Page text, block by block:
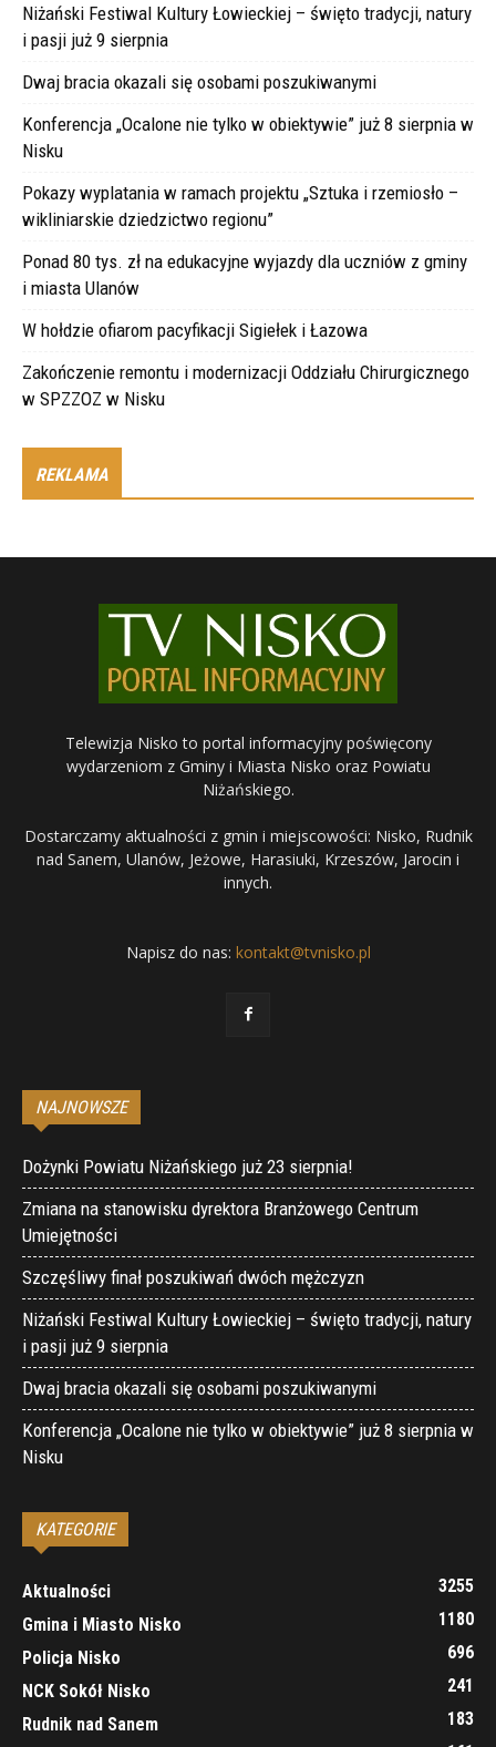
Niżański Festiwal Kultury Łowieckiej – święto tradycji, natury
i pasji już 9 sierpnia
Dwaj bracia okazali się osobami poszukiwanymi
Konferencja „Ocalone nie tylko w obiektywie” już 8 sierpnia w
Nisku
Pokazy wyplatania w ramach projektu „Sztuka i rzemiosło –
wikliniarskie dziedzictwo regionu”
Ponad 80 tys. zł na edukacyjne wyjazdy dla uczniów z gminy
i miasta Ulanów
W hołdzie ofiarom pacyfikacji Sigiełek i Łazowa
Zakończenie remontu i modernizacji Oddziału Chirurgicznego
w SPZZOZ w Nisku
REKLAMA
Telewizja Nisko to portal informacyjny poświęcony
wydarzeniom z Gminy i Miasta Nisko oraz Powiatu
Niżańskiego.
Dostarczamy aktualności z gmin i miejscowości: Nisko, Rudnik
nad Sanem, Ulanów, Jeżowe, Harasiuki, Krzeszów, Jarocin i
innych.
Napisz do nas: kontakt@tvnisko.pl
NAJNOWSZE
Dożynki Powiatu Niżańskiego już 23 sierpnia!
Zmiana na stanowisku dyrektora Branżowego Centrum
Umiejętności
Szczęśliwy finał poszukiwań dwóch mężczyzn
Niżański Festiwal Kultury Łowieckiej – święto tradycji, natury
i pasji już 9 sierpnia
Dwaj bracia okazali się osobami poszukiwanymi
Konferencja „Ocalone nie tylko w obiektywie” już 8 sierpnia w
Nisku
KATEGORIE
Aktualności
3255
Gmina i Miasto Nisko
1180
Policja Nisko
696
NCK Sokół Nisko
241
Rudnik nad Sanem
183